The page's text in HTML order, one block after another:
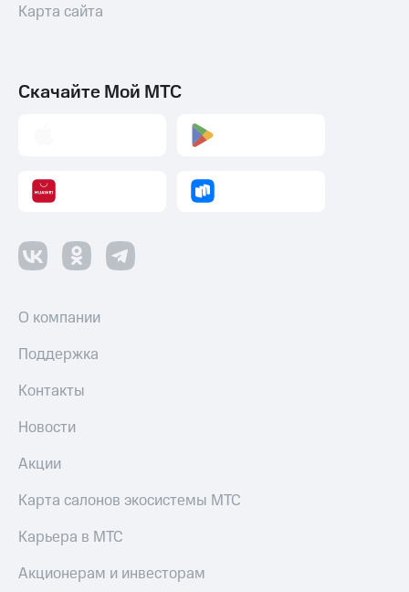
Карта сайта
Скачайте Мой МТС
О компании
Поддержка
Контакты
Новости
Акции
Карта салонов экосистемы МТС
Карьера в МТС
Акционерам и инвесторам